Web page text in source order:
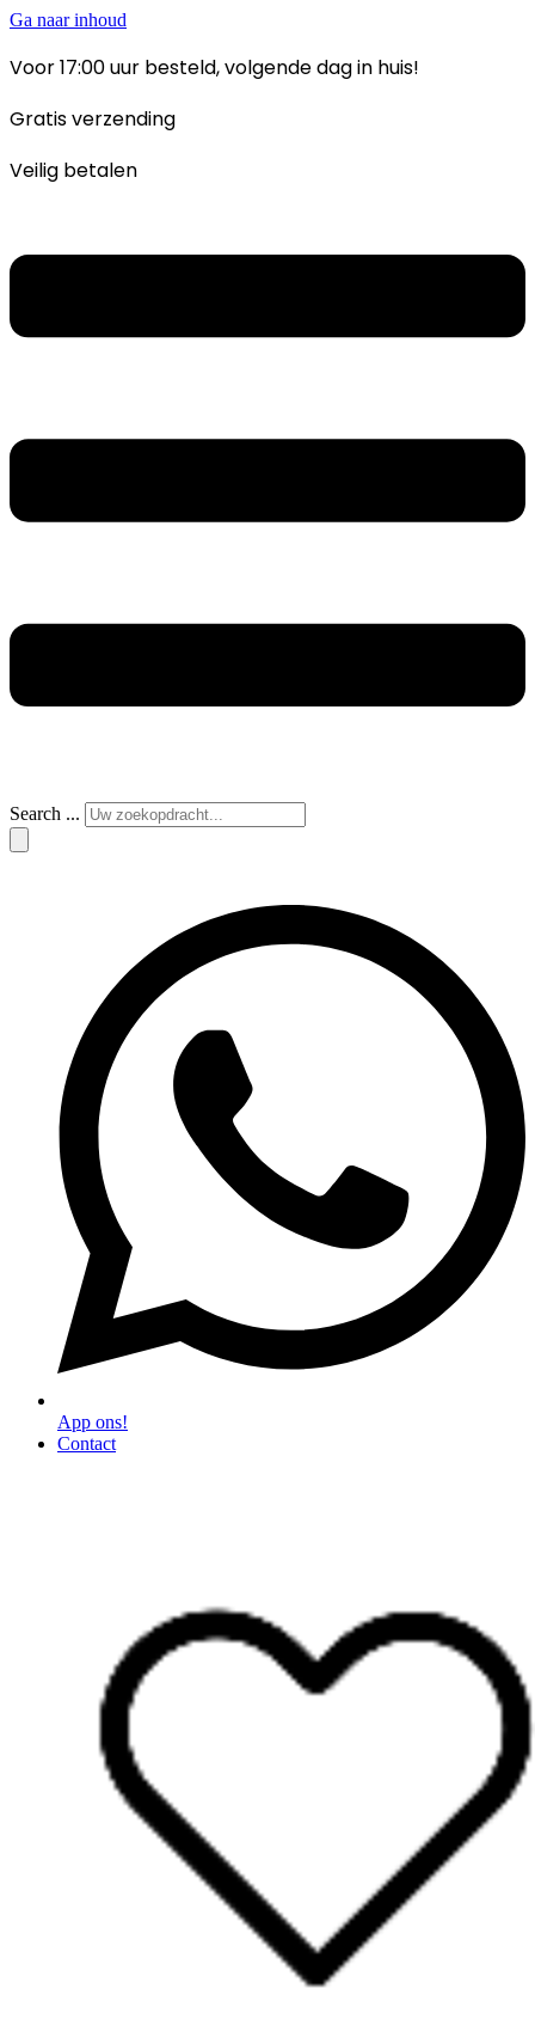
Ga naar inhoud
Voor 17:00 uur besteld, volgende dag in huis!
Gratis verzending
Veilig betalen
Search ...
App ons!
Contact